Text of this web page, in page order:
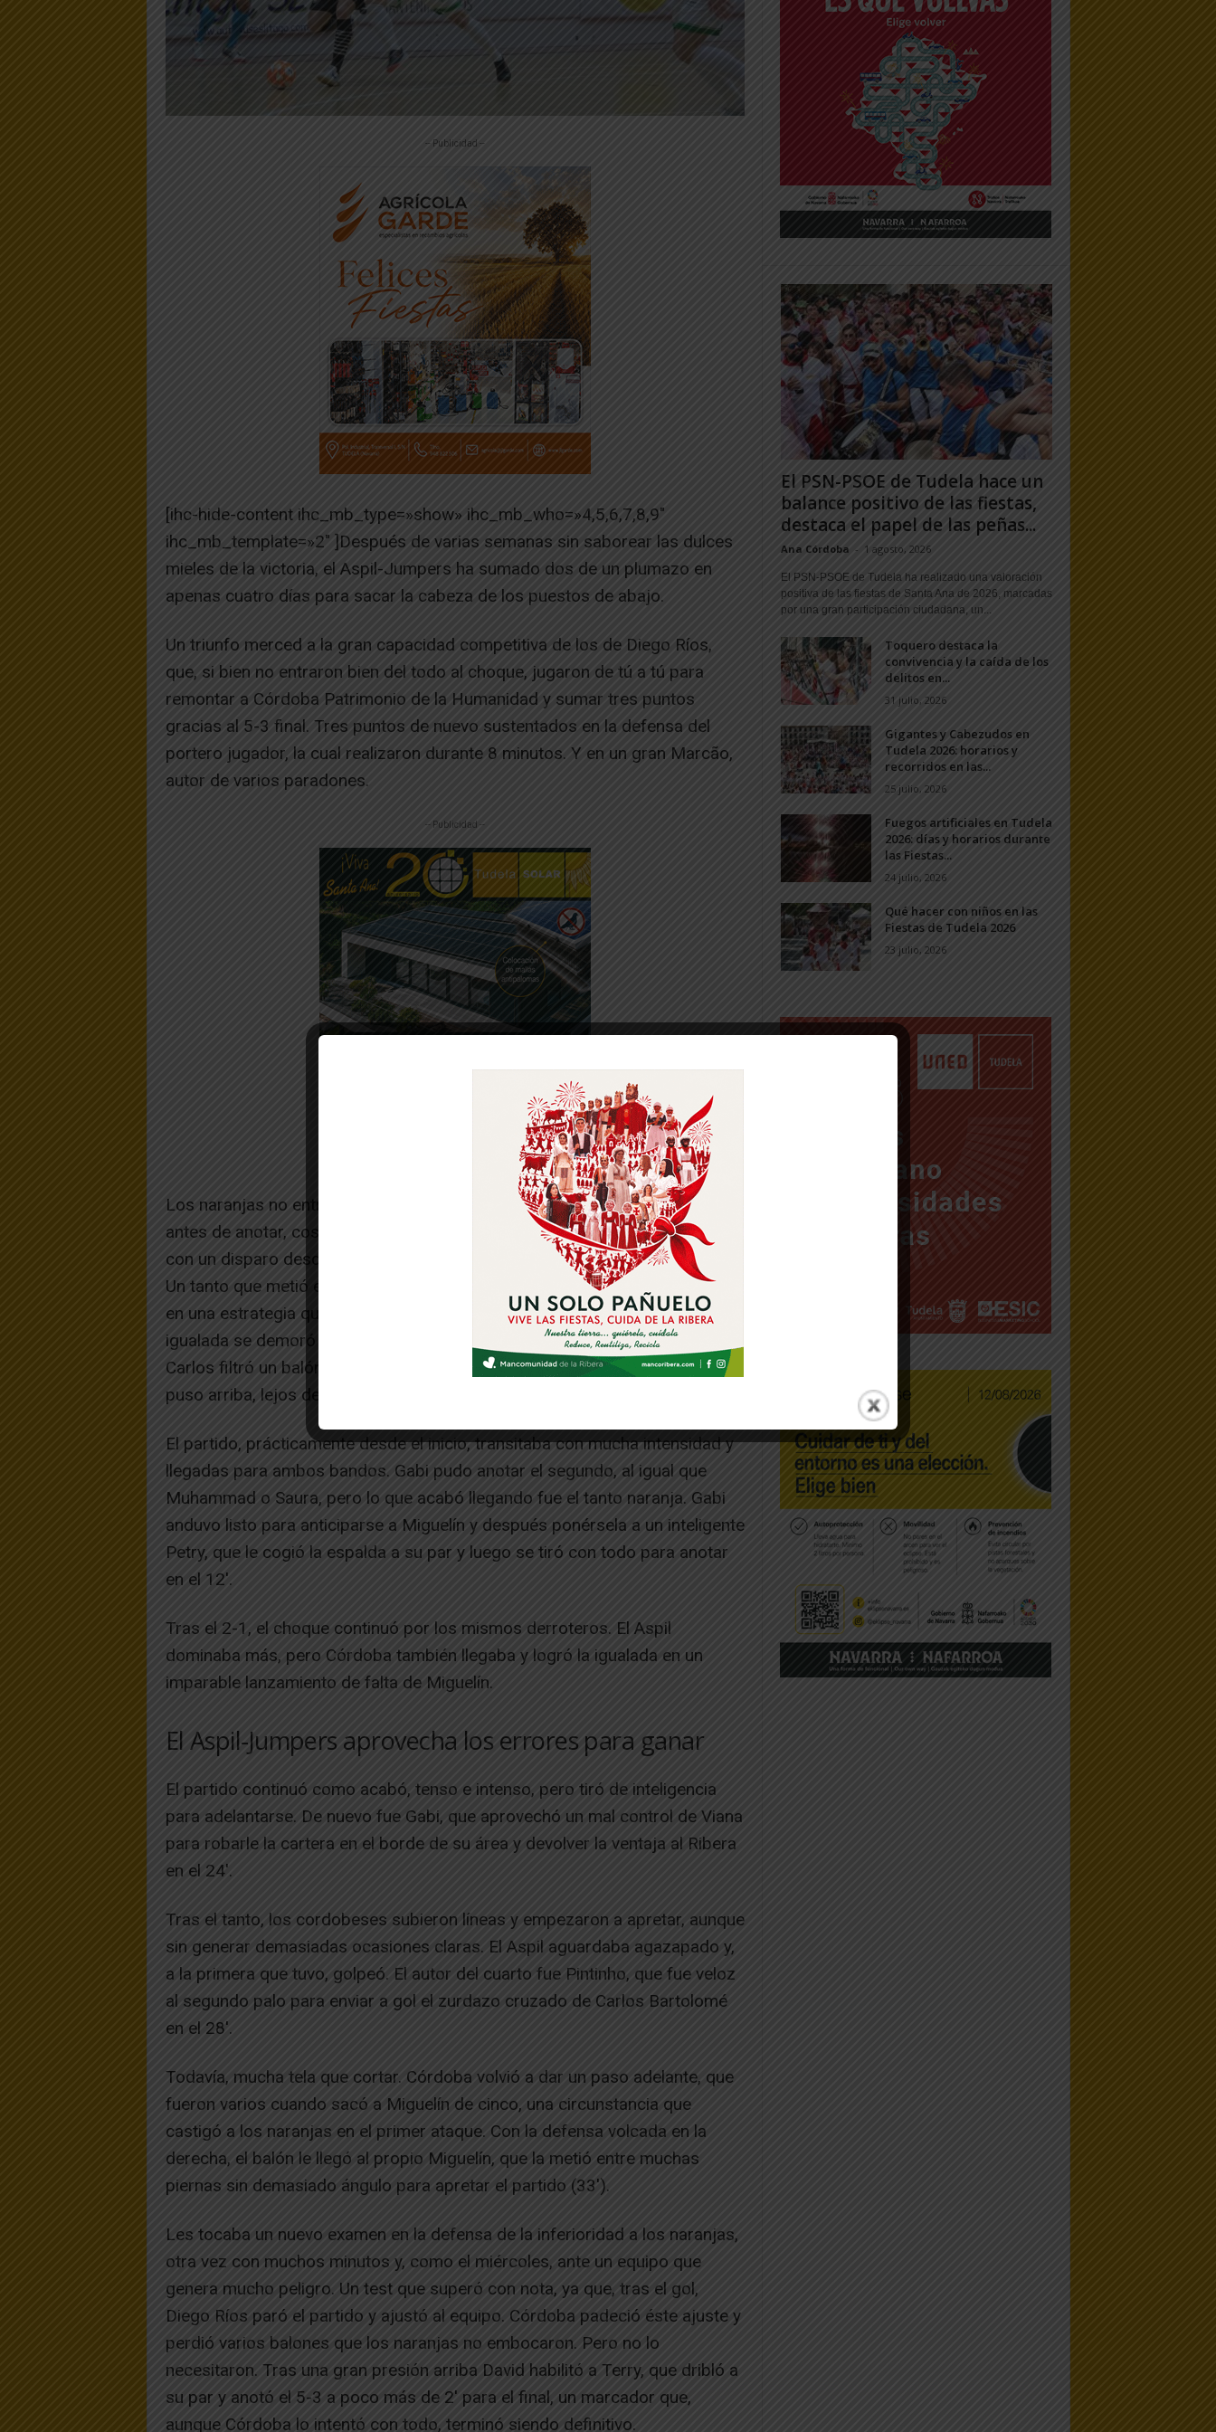
-- Publicidad --
[ihc-hide-content ihc_mb_type=»show» ihc_mb_who=»4,5,6,7,8,9″
ihc_mb_template=»2″ ]Después de varias semanas sin saborear las dulces
mieles de la victoria, el Aspil-Jumpers ha sumado dos de un plumazo en
apenas cuatro días para sacar la cabeza de los puestos de abajo.
Un triunfo merced a la gran capacidad competitiva de los de Diego Ríos,
que, si bien no entraron bien del todo al choque, jugaron de tú a tú para
remontar a Córdoba Patrimonio de la Humanidad y sumar tres puntos
gracias al 5-3 final. Tres puntos de nuevo sustentados en la defensa del
portero jugador, la cual realizaron durante 8 minutos. Y en un gran Marcão,
autor de varios paradones.
-- Publicidad --
Los naranjas no entraron nada bien al partido, y Córdoba avisó dos veces
antes de anotar, cosa que hizo en el 3′ por mediación de Pablo del Moral
con un disparo desde la frontal.
Un tanto que metió en el partido a los de Diego Ríos, que tuvieron el empate
en una estrategia que David, incómodo, no logró embocar. No obstante, la
igualada se demoró poco y llegó en el 6′ tras una jugada colectiva en la que
Carlos filtró un balón a Petry, que de primeras se la puso a un Gabi que la
puso arriba, lejos de Fabio.
El partido, prácticamente desde el inicio, transitaba con mucha intensidad y
llegadas para ambos bandos. Gabi pudo anotar el segundo, al igual que
Muhammad o Saura, pero lo que acabó llegando fue el tanto naranja. Gabi
anduvo listo para anticiparse a Miguelín y después ponérsela a un inteligente
Petry, que le cogió la espalda a su par y luego se tiró con todo para anotar
en el 12′.
Tras el 2-1, el choque continuó por los mismos derroteros. El Aspil
dominaba más, pero Córdoba también llegaba y logró la igualada en un
imparable lanzamiento de falta de Miguelín.
El Aspil-Jumpers aprovecha los errores para ganar
El partido continuó como acabó, tenso e intenso, pero tiró de inteligencia
para adelantarse. De nuevo fue Gabi, que aprovechó un mal control de Viana
para robarle la cartera en el borde de su área y devolver la ventaja al Ribera
en el 24′.
Tras el tanto, los cordobeses subieron líneas y empezaron a apretar, aunque
sin generar demasiadas ocasiones claras. El Aspil aguardaba agazapado y,
a la primera que tuvo, golpeó. El autor del cuarto fue Pintinho, que fue veloz
al segundo palo para enviar a gol el zurdazo cruzado de Carlos Bartolomé
en el 28′.
Todavía, mucha tela que cortar. Córdoba volvió a dar un paso adelante, que
fueron varios cuando sacó a Miguelín de cinco, una circunstancia que
castigó a los naranjas en el primer ataque. Con la defensa volcada en la
derecha, el balón le llegó al propio Miguelín, que la metió entre muchas
piernas sin demasiado ángulo para apretar el partido (33′).
Les tocaba un nuevo examen en la defensa de la inferioridad a los naranjas,
otra vez con muchos minutos y, como el miércoles, ante un equipo que
genera mucho peligro. Un test que superó con nota, ya que, tras el gol,
Diego Ríos paró el partido y ajustó al equipo. Córdoba padeció éste ajuste y
perdió varios balones que los naranjas no embocaron. Pero no lo
necesitaron. Tras una gran presión arriba David habilitó a Terry, que dribló a
su par y anotó el 5-3 a poco más de 2′ para el final, un marcador que,
aunque Córdoba lo intentó con todo, terminó siendo definitivo.
El PSN-PSOE de Tudela hace un
balance positivo de las fiestas,
destaca el papel de las peñas...
Ana Córdoba - 1 agosto, 2026
El PSN-PSOE de Tudela ha realizado una valoración
positiva de las fiestas de Santa Ana de 2026, marcadas
por una gran participación ciudadana, un...
Toquero destaca la
convivencia y la caída de los
delitos en...
31 julio, 2026
Gigantes y Cabezudos en
Tudela 2026: horarios y
recorridos en las...
25 julio, 2026
Fuegos artificiales en Tudela
2026: días y horarios durante
las Fiestas...
24 julio, 2026
Qué hacer con niños en las
Fiestas de Tudela 2026
23 julio, 2026